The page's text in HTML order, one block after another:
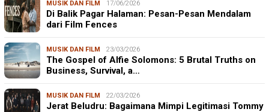
MUSIK DAN FILM 17/06/2026
Di Balik Pagar Halaman: Pesan-Pesan Mendalam
dari Film Fences
MUSIK DAN FILM 23/03/2026
The Gospel of Alfie Solomons: 5 Brutal Truths on
Business, Survival, a…
MUSIK DAN FILM 22/03/2026
Jerat Beludru: Bagaimana Mimpi Legitimasi Tommy